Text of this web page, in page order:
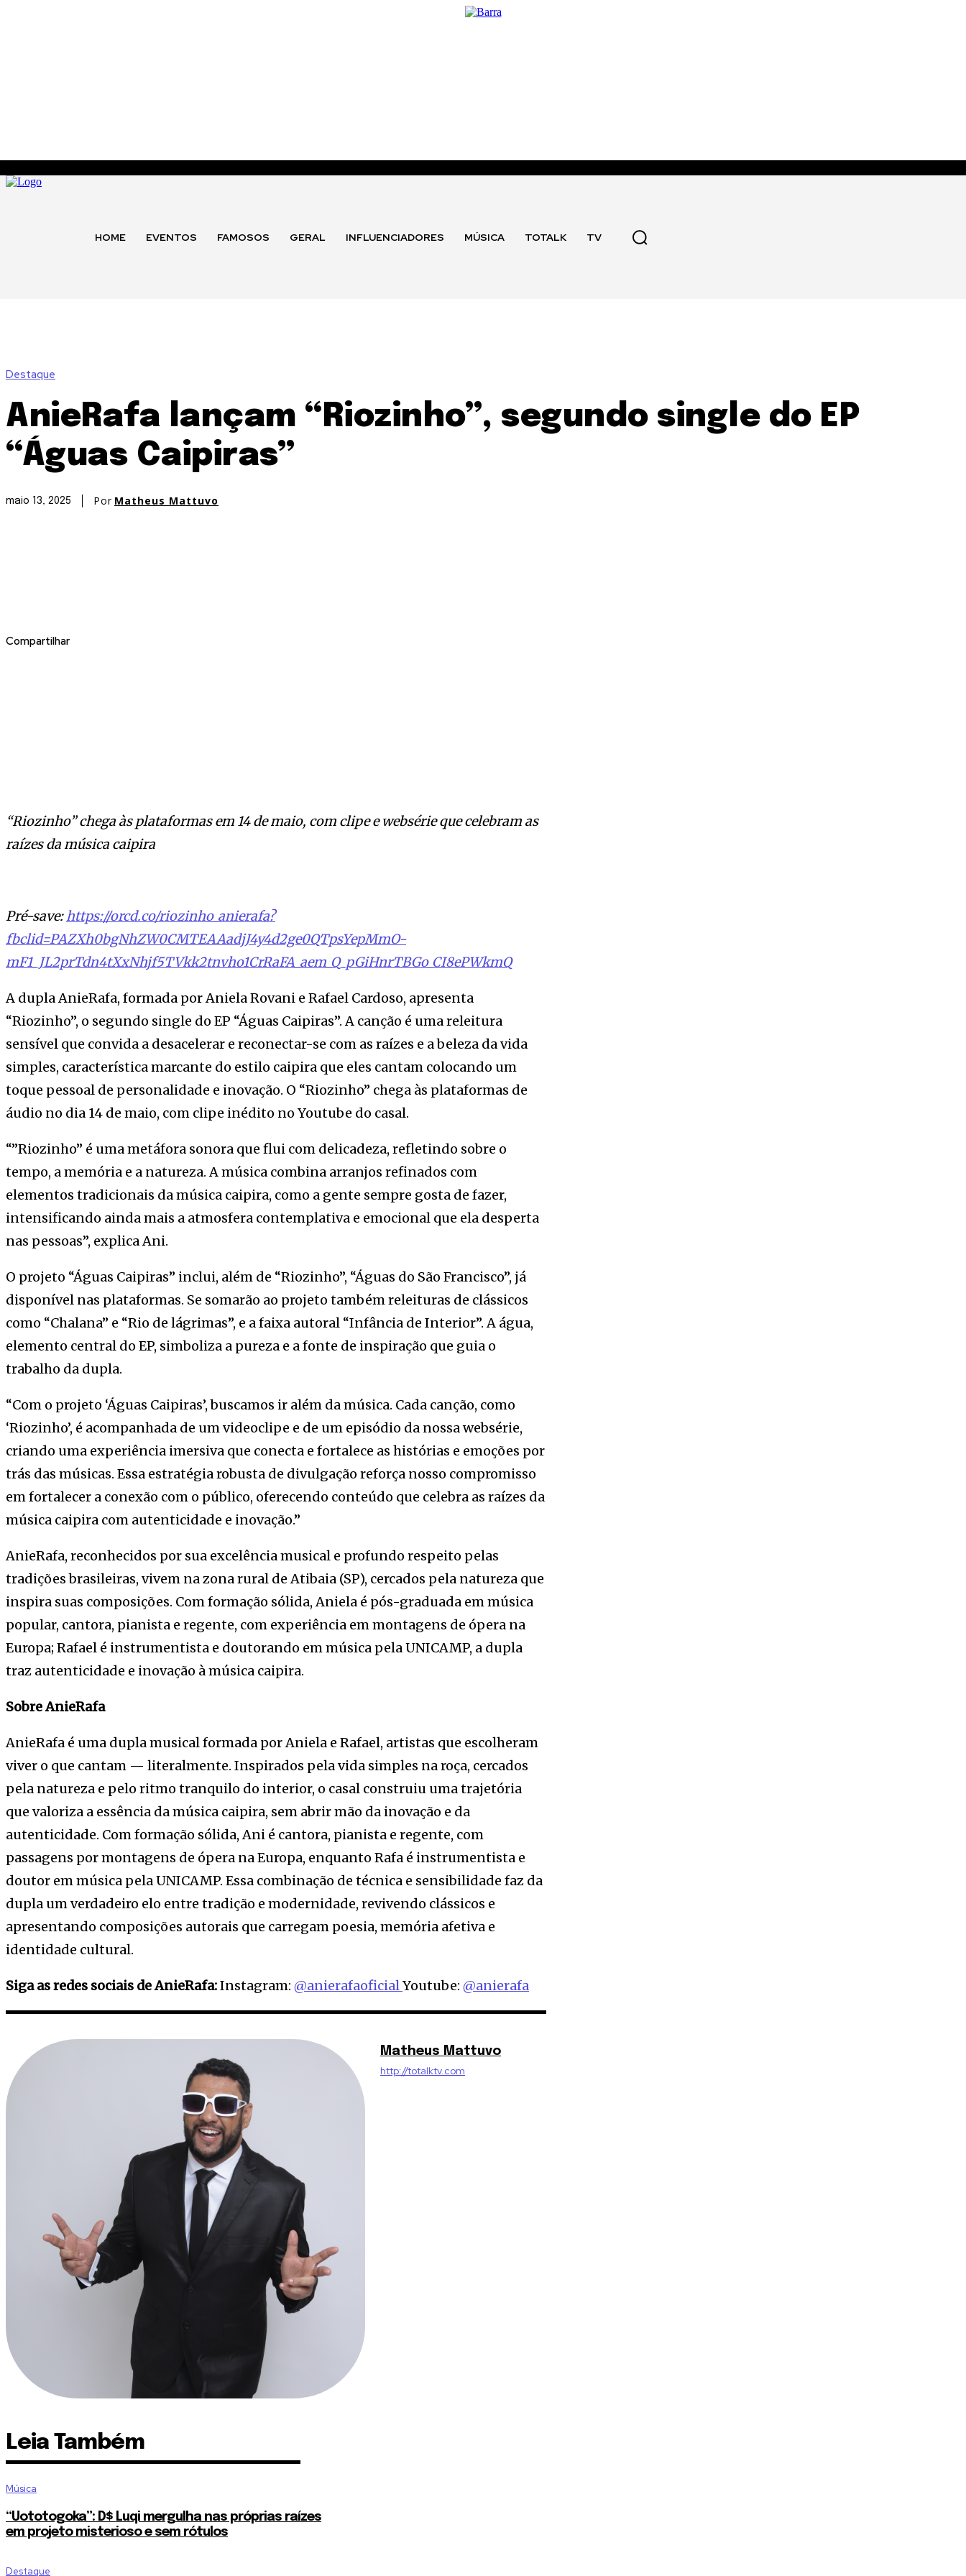
HOME EVENTOS FAMOSOS GERAL INFLUENCIADORES MÚSICA TOTALK TV
Destaque
AnieRafa lançam “Riozinho”, segundo single do EP
“Águas Caipiras”
maio 13, 2025 Por Matheus Mattuvo
Compartilhar
“Riozinho” chega às plataformas em 14 de maio, com clipe e websérie que celebram as
raízes da música caipira
Pré-save:https://orcd.co/riozinho_anierafa?
fbclid=PAZXh0bgNhZW0CMTEAAadjJ4y4d2ge0QTpsYepMmO-
mF1_JL2prTdn4tXxNhjf5TVkk2tnvho1CrRaFA_aem_Q_pGiHnrTBGo_CI8ePWkmQ
A dupla AnieRafa, formada por Aniela Rovani e Rafael Cardoso, apresenta
“Riozinho”, o segundo single do EP “Águas Caipiras”. A canção é uma releitura
sensível que convida a desacelerar e reconectar-se com as raízes e a beleza da vida
simples, característica marcante do estilo caipira que eles cantam colocando um
toque pessoal de personalidade e inovação. O “Riozinho” chega às plataformas de
áudio no dia 14 de maio, com clipe inédito no Youtube do casal.
“”Riozinho” é uma metáfora sonora que flui com delicadeza, refletindo sobre o
tempo, a memória e a natureza. A música combina arranjos refinados com
elementos tradicionais da música caipira, como a gente sempre gosta de fazer,
intensificando ainda mais a atmosfera contemplativa e emocional que ela desperta
nas pessoas”, explica Ani.
O projeto “Águas Caipiras” inclui, além de “Riozinho”, “Águas do São Francisco”, já
disponível nas plataformas. Se somarão ao projeto também releituras de clássicos
como “Chalana” e “Rio de lágrimas”, e a faixa autoral “Infância de Interior”. A água,
elemento central do EP, simboliza a pureza e a fonte de inspiração que guia o
trabalho da dupla.
“Com o projeto ‘Águas Caipiras’, buscamos ir além da música. Cada canção, como
‘Riozinho’, é acompanhada de um videoclipe e de um episódio da nossa websérie,
criando uma experiência imersiva que conecta e fortalece as histórias e emoções por
trás das músicas. Essa estratégia robusta de divulgação reforça nosso compromisso
em fortalecer a conexão com o público, oferecendo conteúdo que celebra as raízes da
música caipira com autenticidade e inovação.”
AnieRafa, reconhecidos por sua excelência musical e profundo respeito pelas
tradições brasileiras, vivem na zona rural de Atibaia (SP), cercados pela natureza que
inspira suas composições. Com formação sólida, Aniela é pós-graduada em música
popular, cantora, pianista e regente, com experiência em montagens de ópera na
Europa; Rafael é instrumentista e doutorando em música pela UNICAMP, a dupla
traz autenticidade e inovação à música caipira.
Sobre AnieRafa
AnieRafa é uma dupla musical formada por Aniela e Rafael, artistas que escolheram
viver o que cantam — literalmente. Inspirados pela vida simples na roça, cercados
pela natureza e pelo ritmo tranquilo do interior, o casal construiu uma trajetória
que valoriza a essência da música caipira, sem abrir mão da inovação e da
autenticidade. Com formação sólida, Ani é cantora, pianista e regente, com
passagens por montagens de ópera na Europa, enquanto Rafa é instrumentista e
doutor em música pela UNICAMP. Essa combinação de técnica e sensibilidade faz da
dupla um verdadeiro elo entre tradição e modernidade, revivendo clássicos e
apresentando composições autorais que carregam poesia, memória afetiva e
identidade cultural.
Siga as redes sociais de AnieRafa:Instagram: @anierafaoficialYoutube: @anierafa
Matheus Mattuvo
http://totalktv.com
Leia Também
Música
“Uototogoka”: D$ Luqi mergulha nas próprias raízes
em projeto misterioso e sem rótulos
Destaque